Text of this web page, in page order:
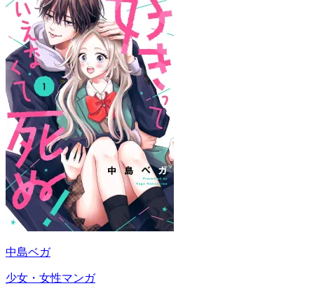
中島ベガ
少女・女性マンガ